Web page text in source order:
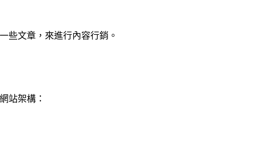
些文章，來進行內容行銷。
站架構：